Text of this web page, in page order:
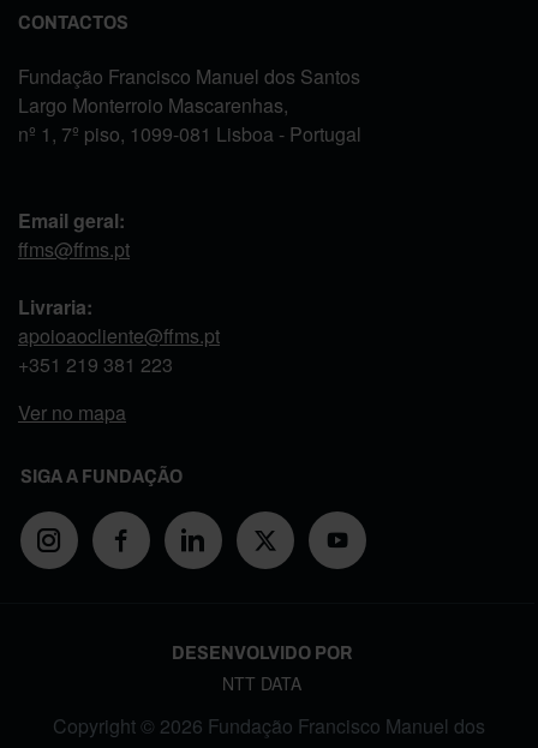
CONTACTOS
Fundação Francisco Manuel dos Santos
Largo Monterroio Mascarenhas,
nº 1, 7º piso, 1099-081 Lisboa - Portugal
Email geral:
ffms@ffms.pt
Livraria:
apoioaocliente@ffms.pt
+351 219 381 223
Ver no mapa
SIGA A FUNDAÇÃO
DESENVOLVIDO POR
NTT DATA
Copyright © 2026 Fundação Francisco Manuel dos